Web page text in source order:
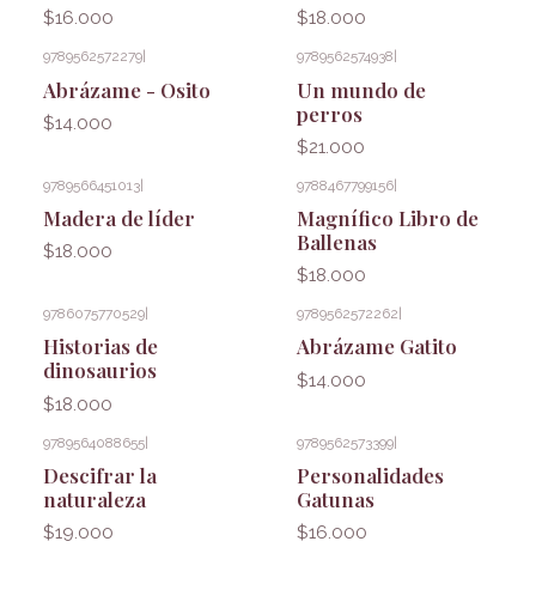
$16.000 $18.000
9789562572279
Abrázame - Osito
$14.000
9789562574938
Un mundo de
perros
$21.000
9789566451013|
Madera de líder
$18.000
9788467799156|
Magnífico Libro de
Ballenas
$18.000
9786075770529
Historias de
dinosaurios
$18.000
9789562572262
Abrázame Gatito
$14.000
9789564088655|
Descifrar la
naturaleza
$19.000
9789562573399|
Personalidades
Gatunas
$16.000